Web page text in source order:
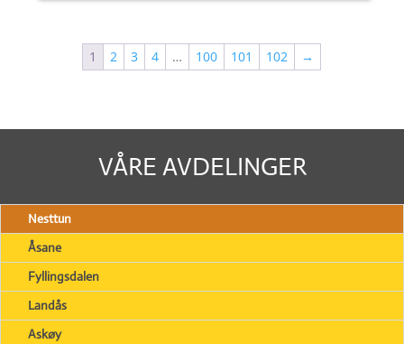
1 2 3 4 … 100 101 102 →
VÅRE AVDELINGER
Nesttun
Åsane
Fyllingsdalen
Landås
Askøy